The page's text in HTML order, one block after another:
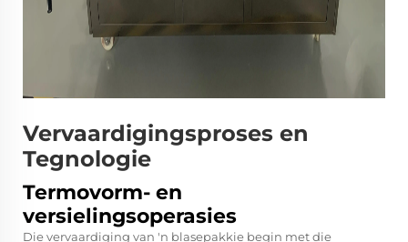
Vervaardigingsproses en
Tegnologie
Termovorm- en
versielingsoperasies
Die vervaardiging van 'n blasepakkie begin met die